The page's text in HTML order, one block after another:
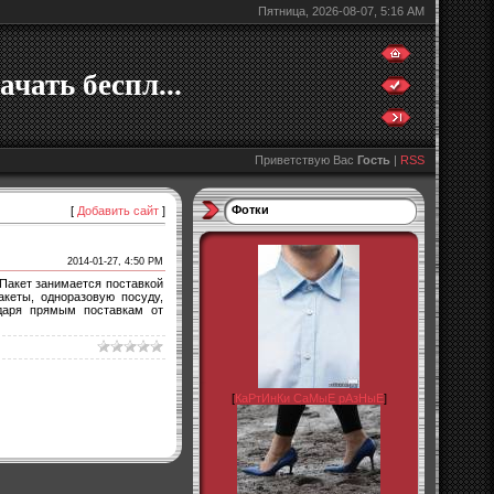
Пятница, 2026-08-07, 5:16 AM
беспл...
Приветствую Вас Гость | RSS
[ Добавить сайт ]
2014-01-27, 4:50 PM
занимается поставкой
одноразовую посуду,
прямым поставкам от
Фотки
[КаРтИнКи СаМыЕ рАзНыЕ]